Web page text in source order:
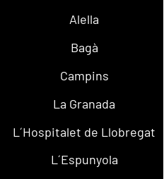
Alella
Bagà
Campins
La Granada
L´Hospitalet de Llobregat
L´Espunyola